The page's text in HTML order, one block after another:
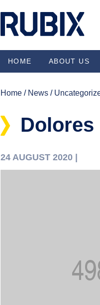
HOME ABOUT US
Home / News /
24 AUGUST 2020 |